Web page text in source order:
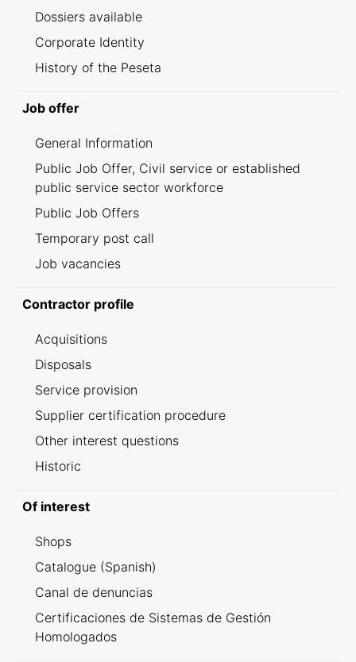
Dossiers available
Corporate Identity
History of the Peseta
Job offer
General Information
Public Job Offer, Civil service or established
public service sector workforce
Public Job Offers
Temporary post call
Job vacancies
Contractor profile
Acquisitions
Disposals
Service provision
Supplier certification procedure
Other interest questions
Historic
Of interest
Shops
Catalogue (Spanish)
Canal de denuncias
Certificaciones de Sistemas de Gestión
Homologados